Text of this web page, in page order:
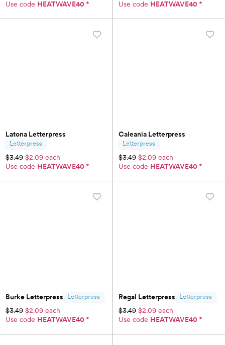
Use code HEATWAVE40 * Use code HEATWAVE40 *
Latona Letterpress
Letterpress
$3.49 $2.09 each
Use code HEATWAVE40 *
Caleania Letterpress
Letterpress
$3.49 $2.09 each
Use code HEATWAVE40 *
Burke Letterpress Letterpress
$3.49 $2.09 each
Use code HEATWAVE40 *
Regal Letterpress Letterpress
$3.49 $2.09 each
Use code HEATWAVE40 *